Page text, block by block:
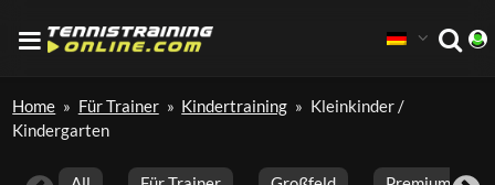
Home » Für Trainer » Kindertraining » Kleinkinder /
Kindergarten